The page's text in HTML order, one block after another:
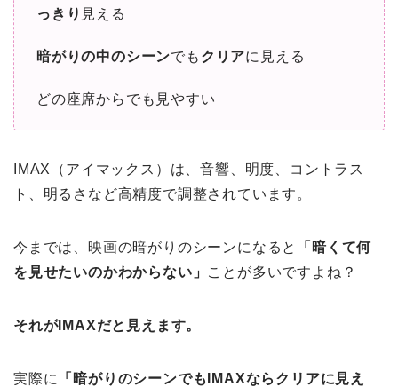
っきり 見える
暗がりの中のシーンでも クリアに見える
どの座席からでも見やすい
IMAX（アイマックス）は、音響、明度、コントラス
ト、明るさなど高精度で調整されています。
今までは、映画の暗がりのシーンになると
「暗くて何
を見せたいのかわからない」 ことが多いですよね？
それがIMAXだと見えます。
実際に
「暗がりのシーンでもIMAXならクリアに見え